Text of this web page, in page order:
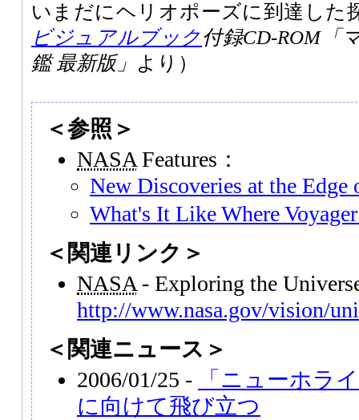
いまだにヘリオポーズに到達した
ビジュアルブック付録CD-ROM「
鑑 最新版」 より）
＜参照＞
NASA Features：
New Discoveries at the Edge
What's It Like Where
＜関連リンク＞
NASA - Exploring the
http://www.nasa.gov/vision/
＜関連ニュース＞
2006/01/25 -
「ニューホラ
に向けて飛び立つ